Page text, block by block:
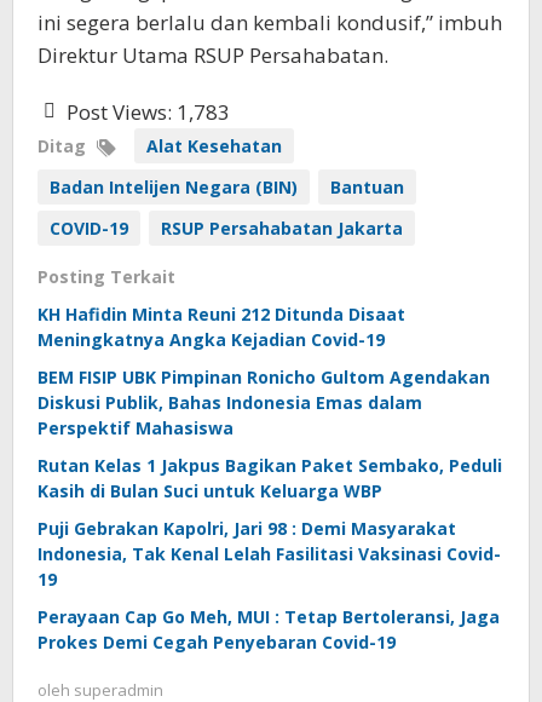
ini segera berlalu dan kembali kondusif,” imbuh
Direktur Utama RSUP Persahabatan.
Post Views: 1,783
Ditag
Alat Kesehatan
Badan Intelijen Negara (BIN)
Bantuan
COVID-19
RSUP Persahabatan Jakarta
Posting Terkait
KH Hafidin Minta Reuni 212 Ditunda Disaat
Meningkatnya Angka Kejadian Covid-19
BEM FISIP UBK Pimpinan Ronicho Gultom Agendakan
Diskusi Publik, Bahas Indonesia Emas dalam
Perspektif Mahasiswa
Rutan Kelas 1 Jakpus Bagikan Paket Sembako, Peduli
Kasih di Bulan Suci untuk Keluarga WBP
Puji Gebrakan Kapolri, Jari 98 : Demi Masyarakat
Indonesia, Tak Kenal Lelah Fasilitasi Vaksinasi Covid-
19
Perayaan Cap Go Meh, MUI : Tetap Bertoleransi, Jaga
Prokes Demi Cegah Penyebaran Covid-19
oleh superadmin